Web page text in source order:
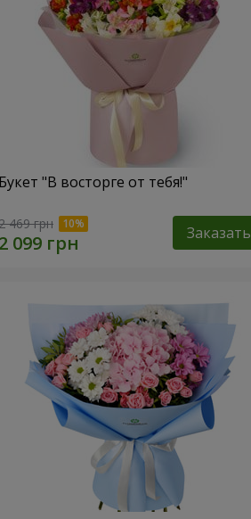
Букет "В восторге от тебя!"
469 грн Заказать